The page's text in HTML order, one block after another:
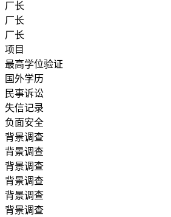
厂长
厂长
厂长
项目
最高学位验证
国外学历
民事诉讼
失信记录
负面安全
背景调查
背景调查
背景调查
背景调查
背景调查
背景调查